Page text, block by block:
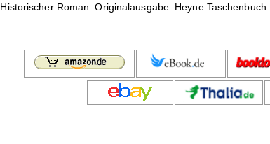
Historischer Roman. Originalausgabe. Heyne Taschenbuch